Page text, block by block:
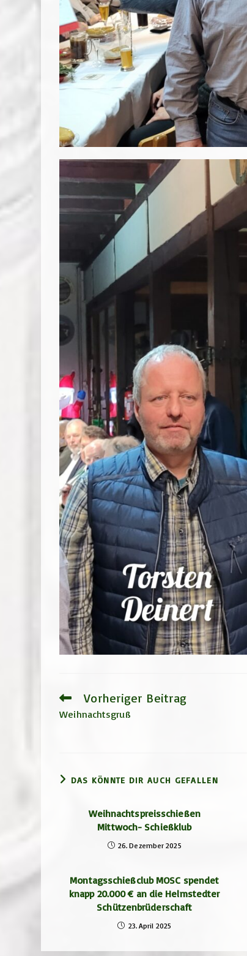
Weitere
Artikel
ansehen
Vorheriger Beitrag
Weihnachtsgruß
DAS KÖNNTE DIR AUCH GEFALLEN
Weihnachtspreisschießen
Mittwoch- Schießklub
26. Dezember 2025
Montagsschießclub MOSC spendet
knapp 20.000 € an die Helmstedter
Schützenbrüderschaft
23. April 2025